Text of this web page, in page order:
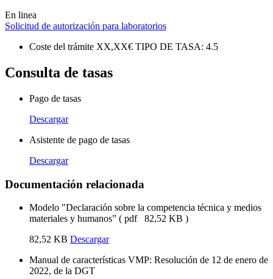
En linea
Solicitud de autorización para laboratorios
Coste del trámite XX,XX€ TIPO DE TASA: 4.5
Consulta de tasas
Pago de tasas
Descargar
Asistente de pago de tasas
Descargar
Documentación relacionada
Modelo "Declaración sobre la competencia técnica y medios
materiales y humanos” ( pdf 82,52 KB )
82,52 KB Descargar
Manual de características VMP: Resolución de 12 de enero de
2022, de la DGT